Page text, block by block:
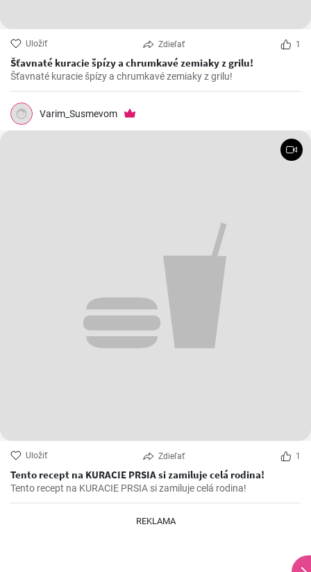
Uložiť Zdieľať 1
Šťavnaté kuracie špízy a chrumkavé zemiaky z grilu!
Šťavnaté kuracie špízy a chrumkavé zemiaky z grilu!
Varim_Susmevom
Uložiť Zdieľať 1
Tento recept na KURACIE PRSIA si zamiluje celá rodina!
Tento recept na KURACIE PRSIA si zamiluje celá rodina!
REKLAMA